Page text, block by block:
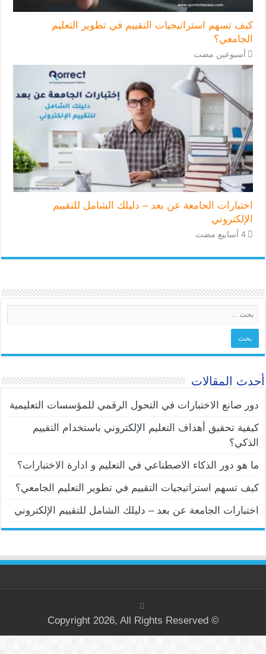
كيف تسهم استراتيجيات التقييم في تطوير التعليم
الجامعي؟
‏أسبوعين مضت
اختبارات الجامعة عن بعد – دليلك الشامل للتقييم
الإلكتروني
‏4 أسابيع مضت
أحدث المقالات
دور صانع الاختبارات في التحول الرقمي للمؤسسات التعليمية
كيفية تحقيق أهداف التعليم الإلكتروني باستخدام التقييم
الذكي؟
ما هو دور الذكاء الاصطناعي في التعليم و ادارة الاختبارات؟
كيف تسهم استراتيجيات التقييم في تطوير التعليم الجامعي؟
اختبارات الجامعة عن بعد – دليلك الشامل للتقييم الإلكتروني
© Copyright 2026, All Rights Reserved